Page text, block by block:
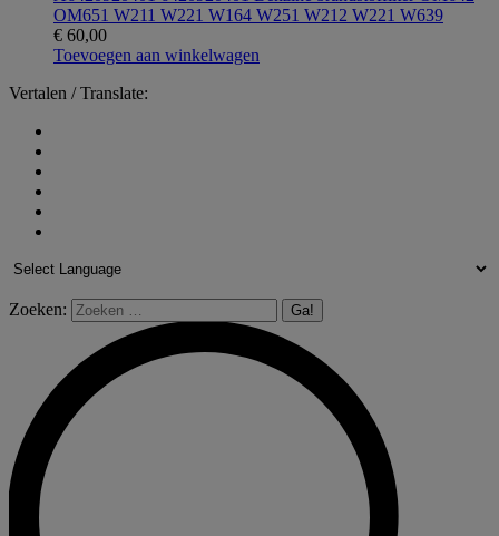
OM651 W211 W221 W164 W251 W212 W221 W639
€ 60,00
Toevoegen aan winkelwagen
Vertalen / Translate:
Zoeken: